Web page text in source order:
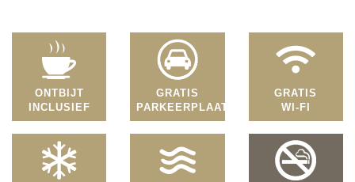
ONTBIJT
INCLUSIEF
GRATIS
PARKEERPLAATS
GRATIS
WI-FI